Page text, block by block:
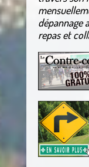
dépannage
repas et